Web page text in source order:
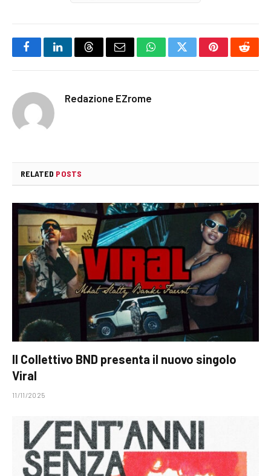
FacebookLinkedInThreadsEmail WhatsAppTwitterPinterest
Redazione EZrome
RELATED POSTS
Il Collettivo BND presenta il nuovo singolo
Viral
11/11/2025